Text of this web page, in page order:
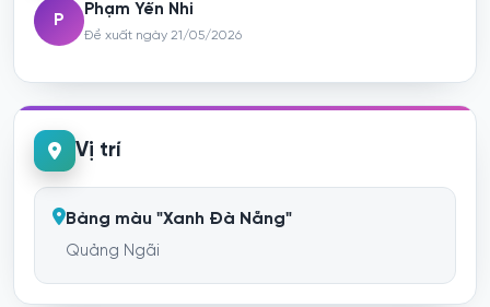
P
Phạm Yến Nhi
Đề xuất ngày 21/05/2026
Vị trí
Bảng màu "Xanh Đà Nẵng"
Quảng Ngãi